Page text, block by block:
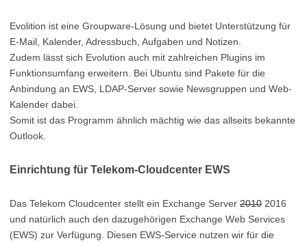
Evolition ist eine Groupware-Lösung und bietet Unterstützung für
E-Mail, Kalender, Adressbuch, Aufgaben und Notizen.
Zudem lässt sich Evolution auch mit zahlreichen Plugins im
Funktionsumfang erweitern. Bei Ubuntu sind Pakete für die
Anbindung an EWS, LDAP-Server sowie Newsgruppen und Web-
Kalender dabei.
Somit ist das Programm ähnlich mächtig wie das allseits bekannte
Outlook.
Einrichtung für Telekom-Cloudcenter EWS
Das Telekom Cloudcenter stellt ein Exchange Server 2010 2016
und natürlich auch den dazugehörigen Exchange Web Services
(EWS) zur Verfügung. Diesen EWS-Service nutzen wir für die